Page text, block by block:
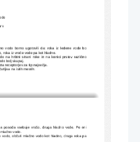
vodo   bomo   ugotovili   da:   roka   iz   ledene   vode   bo
roka iz vroče vode pa kot hladno.
na   hrbtni   strani   roke   in   na   konici   prstov   različno
bolj skupaj.
receptorjev za tip največja.
na istih mestih.
posoda vsebuje vročo, druga hladno vodo. Po eni
vodo.
občuti mlačno vodo kot hladno, druga roka pa